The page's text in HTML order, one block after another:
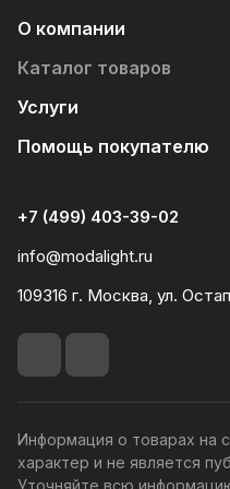
О компании
Каталог товаров
Услуги
Помощь покупателю
+7 (499) 403-39-02
info@modalight.ru
109316 г. Москва, ул.
Информация о товарах на
характер и не является
Уточняйте всю